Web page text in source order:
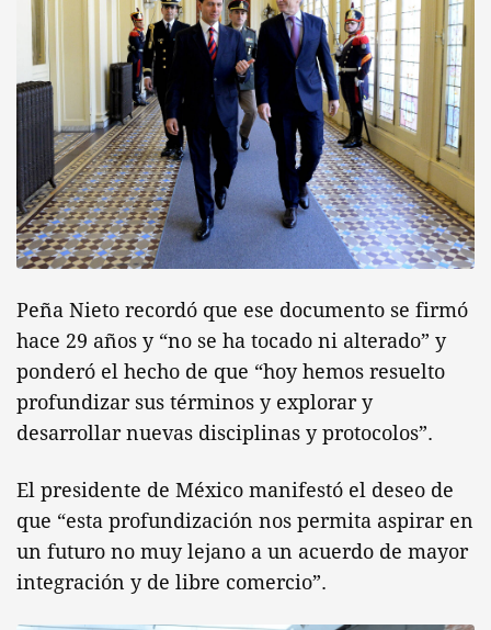
Peña Nieto recordó que ese documento se firmó
hace 29 años y “no se ha tocado ni alterado” y
ponderó el hecho de que “hoy hemos resuelto
profundizar sus términos y explorar y
desarrollar nuevas disciplinas y protocolos”.
El presidente de México manifestó el deseo de
que “esta profundización nos permita aspirar en
un futuro no muy lejano a un acuerdo de mayor
integración y de libre comercio”.